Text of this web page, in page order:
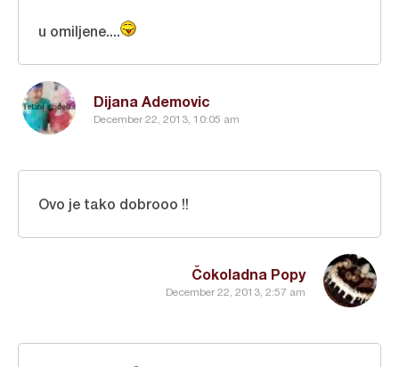
Dijana Ademovic
December 22, 2013, 10:05 am
u omiljene....
Čokoladna Popy
December 22, 2013, 2:57 am
Ovo je tako dobrooo !!